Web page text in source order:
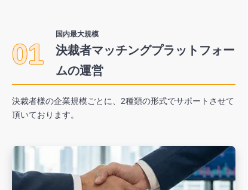
01
国内最大規模
決裁者マッチングプラットフォー
ムの運営
決裁者様の企業規模ごとに、2種類の形式でサポートさせて
頂いております。